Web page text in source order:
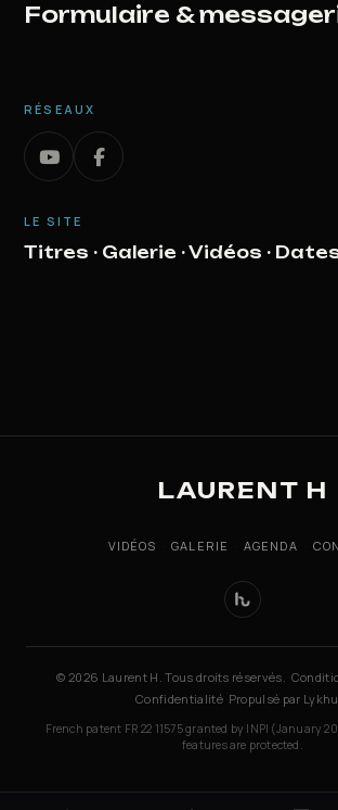
Formulaire &
RÉSEAUX
LE SITE
Titres · Galerie ·Vidéos ·
LAURENT H
VIDÉOS GALERIE AGENDA
© 2026 Laurent H. Tous droits réservés.
·Confidentialité Propulsé par
French patent FR 22 11575 granted by INPI (January
features are protected.